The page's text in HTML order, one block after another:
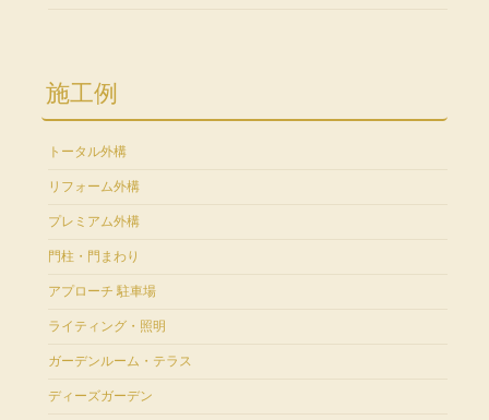
施工例
トータル外構
リフォーム外構
プレミアム外構
門柱・門まわり
アプローチ 駐車場
ライティング・照明
ガーデンルーム・テラス
ディーズガーデン